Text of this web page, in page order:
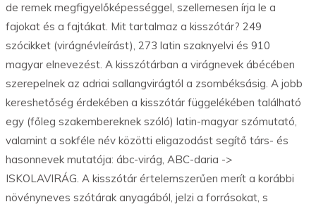
de remek megfigyelőképességgel, szellemesen írja le a
fajokat és a fajtákat. Mit tartalmaz a kisszótár? 249
szócikket (virágnévleírást), 273 latin szaknyelvi és 910
magyar elnevezést. A kisszótárban a virágnevek ábécében
szerepelnek az adriai sallangvirágtól a zsombéksásig. A jobb
kereshetőség érdekében a kisszótár függelékében található
egy (főleg szakembereknek szóló) latin-magyar szómutató,
valamint a sokféle név közötti eligazodást segítő társ- és
hasonnevek mutatója: ábc-virág, ABC-daria ->
ISKOLAVIRÁG. A kisszótár értelemszerűen merít a korábbi
növényneves szótárak anyagából, jelzi a forrásokat, s